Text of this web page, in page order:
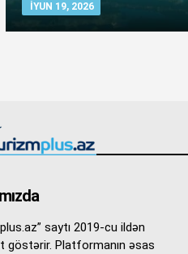
İYUN 19, 2026
saytı 2019-cu ildən
göstərir. Platformanın əsas